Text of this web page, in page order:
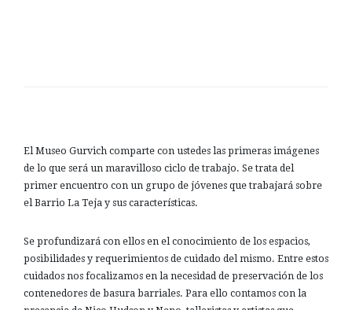
El Museo Gurvich comparte con ustedes las primeras imágenes
de lo que será un maravilloso ciclo de trabajo. Se trata del
primer encuentro con un grupo de jóvenes que trabajará sobre
el Barrio La Teja y sus características.
Se profundizará con ellos en el conocimiento de los espacios,
posibilidades y requerimientos de cuidado del mismo. Entre estos
cuidados nos focalizamos en la necesidad de preservación de los
contenedores de basura barriales. Para ello contamos con la